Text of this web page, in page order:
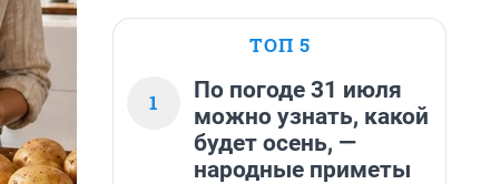
ТОП 5
1
По погоде 31 июля
можно узнать, какой
будет осень, —
народные приметы